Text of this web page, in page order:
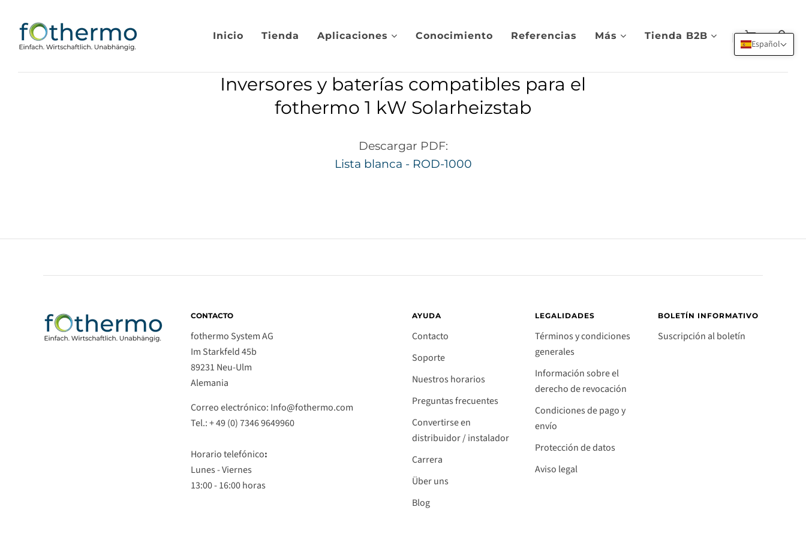
Español
Inicio Tienda Aplicaciones Conocimiento Referencias Más Tienda B2B
Inversores y baterías compatibles para el
fothermo 1 kW Solarheizstab
Descargar PDF:
Lista blanca - ROD-1000
CONTACTO
fothermo System AG
Im Starkfeld 45b
89231 Neu-Ulm
Alemania
Correo electrónico: Info@fothermo.com
Tel.: + 49 (0) 7346 9649960
Horario telefónico:
Lunes - Viernes
13:00 - 16:00 horas
AYUDA
Contacto
Soporte
Nuestros horarios
Preguntas frecuentes
Convertirse en
distribuidor / instalador
Carrera
Über uns
Blog
LEGALIDADES
Términos y condiciones
generales
Información sobre el
derecho de revocación
Condiciones de pago y
envío
Protección de datos
Aviso legal
BOLETÍN INFORMATIVO
Suscripción al boletín